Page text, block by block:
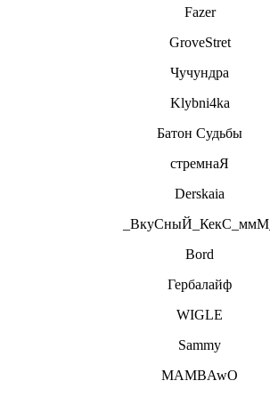
Fazer
GroveStret
Чучундра
Klybni4ka
Батон Судьбы
стремнаЯ
Derskaia
_ВкуСныЙ_КекС_ммМ_
Bord
Гербалайф
WIGLE
Sammy
MAMBAwO